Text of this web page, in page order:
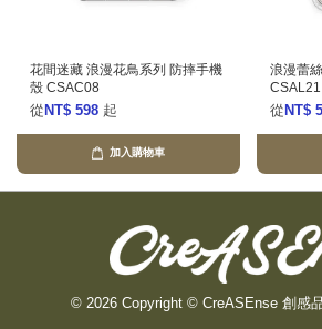
花間迷藏 浪漫花鳥系列 防摔手機
殼 CSAC08
從 NT$ 598 起
加入購物車
浪漫蕾
CSAL21
從 NT$
© 2026 Copyright © CreASEnse 創感